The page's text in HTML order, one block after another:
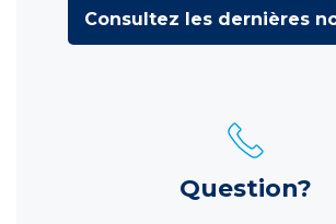
Consultez les dernières
Question?